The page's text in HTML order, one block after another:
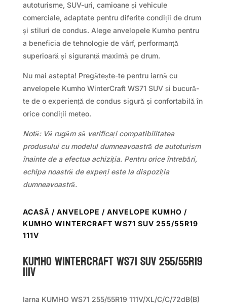
autoturisme, SUV-uri, camioane și vehicule
comerciale, adaptate pentru diferite condiții de drum
și stiluri de condus. Alege anvelopele Kumho pentru
a beneficia de tehnologie de vârf, performanță
superioară și siguranță maximă pe drum.
Nu mai astepta! Pregătește-te pentru iarnă cu
anvelopele Kumho WinterCraft WS71 SUV și bucură-
te de o experiență de condus sigură și confortabilă în
orice condiții meteo.
Notă: Vă rugăm să verificați compatibilitatea
produsului cu modelul dumneavoastră de autoturism
înainte de a efectua achiziția. Pentru orice întrebări,
echipa noastră de experți este la dispoziția
dumneavoastră.
ACASĂ / ANVELOPE / ANVELOPE KUMHO /
KUMHO WINTERCRAFT WS71 SUV 255/55R19
111V
Kumho WINTERCRAFT WS71 SUV 255/55R19
111V
Iarna KUMHO WS71 255/55R19 111V/XL/C/C/72dB(B)